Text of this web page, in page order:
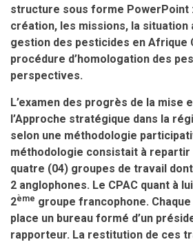
structure sous forme PowerPoint
création, les missions, la situation
gestion des pesticides en Afrique
procédure d’homologation des
perspectives.
L’examen des progrès de la mise
l’Approche stratégique dans la
selon une méthodologie
méthodologie consistait à
quatre (04) groupes de travail
2 anglophones. Le CPAC quant à
2ème groupe francophone.
place un bureau formé d’un
rapporteur. La restitution de ces